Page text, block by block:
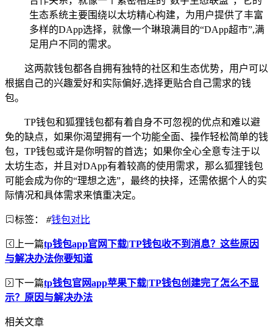
生态系统主要围绕以太坊精心构建，为用户提供了丰富
多样的DApp选择，就像一个琳琅满目的“DApp超市”,满
足用户不同的需求。
这两款钱包都各自拥有独特的社区和生态优势，用户可以
根据自己的兴趣爱好和实际偏好,选择更贴合自己需求的钱
包。
TP钱包和狐狸钱包都有着自身不可忽视的优点和难以避
免的缺点，如果你渴望拥有一个功能全面、操作轻松简单的钱
包，TP钱包或许是你明智的首选；如果你全心全意专注于以
太坊生态，并且对DApp有着较高的使用需求，那么狐狸钱包
可能会成为你的“理想之选”，最终的抉择，还需依据个人的实
际情况和具体需求来慎重决定。
标签： #钱包对比
上一篇tp钱包app官网下载|TP钱包收不到消息？这些原因
与解决办法你要知道
下一篇tp钱包官网app苹果下载|TP钱包创建完了怎么不显
示？原因与解决办法
相关文章